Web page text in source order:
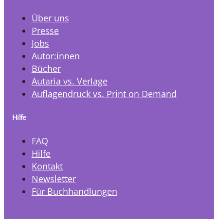
Über uns
Presse
Jobs
Autor:innen
Bücher
Autaria vs. Verlage
Auflagendruck vs. Print on Demand
Hilfe
FAQ
Hilfe
Kontakt
Newsletter
Für Buchhandlungen